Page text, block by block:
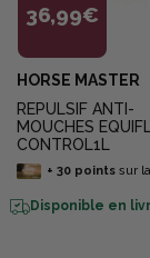
36,99€
HORSE MASTER
REPULSIF ANTI-
MOUCHES
CONTROL1L
+ 30pointssur
Disponible en